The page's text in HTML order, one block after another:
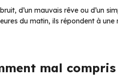
d’un mauvais rêve ou d’un
du matin, ils répondent à une
mal compris